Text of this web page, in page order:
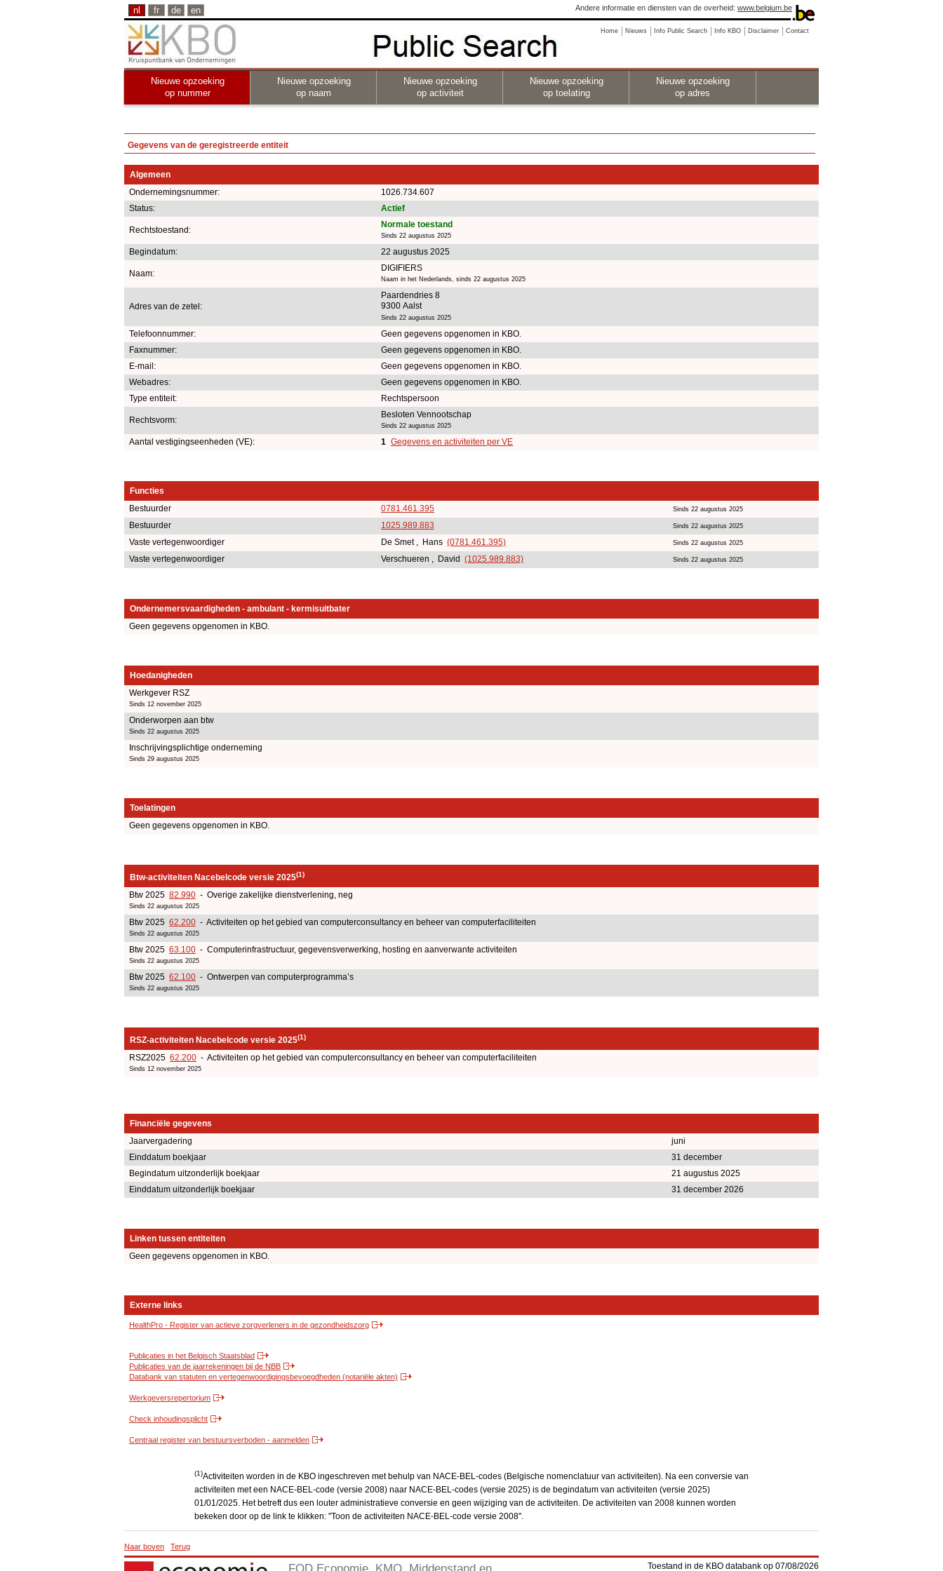
nl fr de en Andere informatie en diensten van de overheid: www.belgium.be
Home Nieuws Info Public Search Info KBO Disclaimer Contact
Nieuwe opzoeking
op nummer
Nieuwe opzoeking
op naam
Nieuwe opzoeking
op activiteit
Nieuwe opzoeking
op toelating
Nieuwe opzoeking
op adres
Gegevens van de geregistreerde entiteit
Algemeen
Ondernemingsnummer:
1026.734.607
Status:
Actief
Rechtstoestand:
Normale toestand
Sinds 22 augustus 2025
Begindatum: 22 augustus 2025
Naam:
DIGIFIERS
Naam in het Nederlands, sinds 22 augustus 2025
Adres van de zetel:
Paardendries 8
9300 Aalst
Sinds 22 augustus 2025
Telefoonnummer:
Geen gegevens opgenomen in KBO.
Faxnummer:
Geen gegevens opgenomen in KBO.
E-mail:
Geen gegevens opgenomen in KBO.
Webadres:
Geen gegevens opgenomen in KBO.
Type entiteit:
Rechtspersoon
Rechtsvorm:
Besloten Vennootschap
Sinds 22 augustus 2025
Aantal vestigingseenheden (VE): 1 Gegevens en activiteiten per VE
Functies
Bestuurder
0781.461.395 Sinds 22 augustus 2025
Bestuurder 1025.989.883 Sinds 22 augustus 2025
Vaste vertegenwoordiger De Smet , Hans (0781.461.395) Sinds 22 augustus 2025
Vaste vertegenwoordiger Verschueren , David (1025.989.883) Sinds 22 augustus 2025
Ondernemersvaardigheden - ambulant - kermisuitbater
Geen gegevens opgenomen in KBO.
Hoedanigheden
Werkgever RSZ
Sinds 12 november 2025
Onderworpen aan btw
Sinds 22 augustus 2025
Inschrijvingsplichtige onderneming
Sinds 29 augustus 2025
Toelatingen
Geen gegevens opgenomen in KBO.
Btw-activiteiten Nacebelcode versie 2025(1)
Btw 2025 82.990 - Overige zakelijke dienstverlening, neg
Sinds 22 augustus 2025
Btw 2025 62.200 - Activiteiten op het gebied van computerconsultancy en beheer van computerfaciliteiten
Sinds 22 augustus 2025
Btw 2025 63.100 - Computerinfrastructuur, gegevensverwerking, hosting en aanverwante activiteiten
Sinds 22 augustus 2025
Btw 2025 62.100 - Ontwerpen van computerprogramma’s
Sinds 22 augustus 2025
RSZ-activiteiten Nacebelcode versie 2025(1)
RSZ2025 62.200 - Activiteiten op het gebied van computerconsultancy en beheer van computerfaciliteiten
Sinds 12 november 2025
Financiële gegevens
Jaarvergadering
juni
Einddatum boekjaar
31 december
Begindatum uitzonderlijk boekjaar
21 augustus 2025
Einddatum uitzonderlijk boekjaar
31 december 2026
Linken tussen entiteiten
Geen gegevens opgenomen in KBO.
Externe links
HealthPro - Register van actieve zorgverleners in de gezondheidszorg
Publicaties in het Belgisch Staatsblad
Publicaties van de jaarrekeningen bij de NBB
Databank van statuten en vertegenwoordigingsbevoegdheden (notariële akten)
Werkgeversrepertorium
Check inhoudingsplicht
Centraal register van bestuursverboden - aanmelden
(1)Activiteiten worden in de KBO ingeschreven met behulp van NACE-BEL-codes (Belgische nomenclatuur van activiteiten). Na een conversie van
activiteiten met een NACE-BEL-code (versie 2008) naar NACE-BEL-codes (versie 2025) is de begindatum van activiteiten (versie 2025)
01/01/2025. Het betreft dus een louter administratieve conversie en geen wijziging van de activiteiten. De activiteiten van 2008 kunnen worden
bekeken door op de link te klikken: "Toon de activiteiten NACE-BEL-code versie 2008".
Naar boven Terug
Toestand in de KBO databank op 07/08/2026